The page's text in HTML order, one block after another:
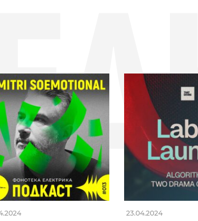
23.04.2024